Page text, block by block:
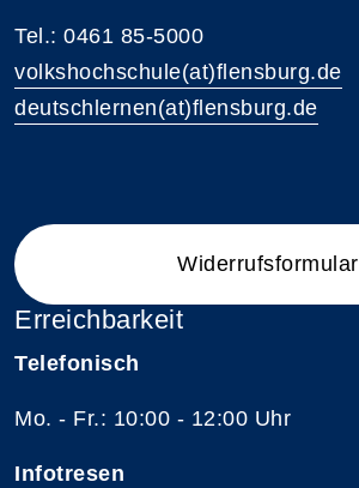
Tel.: 0461 85-5000
volkshochschule(at)flensburg.de
deutschlernen(at)flensburg.de
Widerrufsformular
Erreichbarkeit
Telefonisch
Mo. - Fr.: 10:00 - 12:00 Uhr
Infotresen